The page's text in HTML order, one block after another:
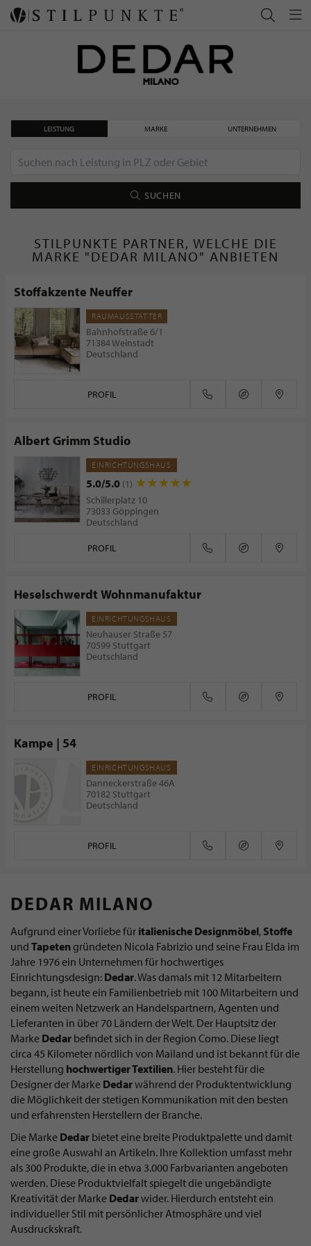
LEISTUNG MARKE UNTERNEHMEN
SUCHEN
STILPUNKTE PARTNER, WELCHE DIE
MARKE "DEDAR MILANO" ANBIETEN
Stoffakzente Neuffer
RAUMAUSSTATTER
Bahnhofstraße 6/1
71384 Weinstadt
Deutschland
PROFIL
Albert Grimm Studio
EINRICHTUNGSHAUS
5.0/5.0 (1)
Schillerplatz 10
73033 Göppingen
Deutschland
PROFIL
Heselschwerdt Wohnmanufaktur
EINRICHTUNGSHAUS
Neuhauser Straße 57
70599 Stuttgart
Deutschland
PROFIL
Kampe | 54
EINRICHTUNGSHAUS
Danneckerstraße 46A
70182 Stuttgart
Deutschland
PROFIL
DEDAR MILANO
Aufgrund einer Vorliebe für italienische Designmöbel, Stoffe
und Tapetengründeten Nicola Fabrizio und seine Frau Elda im
Jahre 1976 ein Unternehmen für hochwertiges
Einrichtungsdesign: Dedar. Was damals mit 12 Mitarbeitern
begann, ist heute ein Familienbetrieb mit 100 Mitarbeitern und
einem weiten Netzwerk an Handelspartnern, Agenten und
Lieferanten in über 70 Ländern der Welt. Der Hauptsitz der
Marke Dedar befindet sich in der Region Como. Diese liegt
circa 45 Kilometer nördlich von Mailand und ist bekannt für die
Herstellung hochwertiger Textilien. Hier besteht für die
Designer der Marke Dedarwährend der Produktentwicklung
die Möglichkeit der stetigen Kommunikation mit den besten
und erfahrensten Herstellern der Branche.
Die Marke Dedar bietet eine breite Produktpalette und damit
eine große Auswahl an Artikeln. Ihre Kollektion umfasst mehr
als 300 Produkte, die in etwa 3.000 Farbvarianten angeboten
werden. Diese Produktvielfalt spiegelt die ungebändigte
Kreativität der Marke Dedarwider. Hierdurch entsteht ein
individueller Stil mit persönlicher Atmosphäre und viel
Ausdruckskraft.